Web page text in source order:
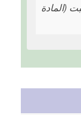
(المادة